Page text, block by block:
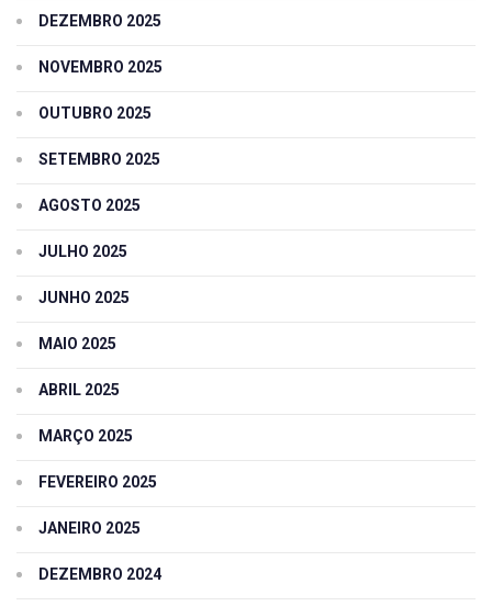
DEZEMBRO 2025
NOVEMBRO 2025
OUTUBRO 2025
SETEMBRO 2025
AGOSTO 2025
JULHO 2025
JUNHO 2025
MAIO 2025
ABRIL 2025
MARÇO 2025
FEVEREIRO 2025
JANEIRO 2025
DEZEMBRO 2024